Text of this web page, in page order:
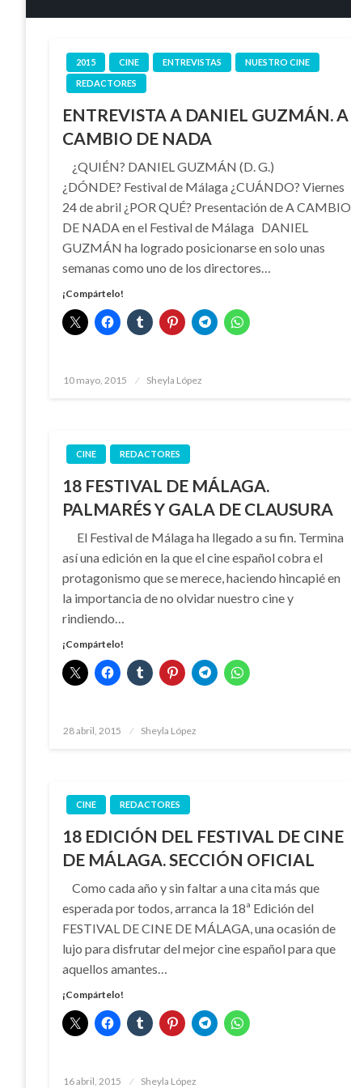
2015 CINE ENTREVISTAS
NUESTRO CINE
REDACTORES
ENTREVISTA A DANIEL GUZMÁN. A
CAMBIO DE NADA
¿QUIÉN? DANIEL GUZMÁN (D. G.)
¿DÓNDE? Festival de Málaga ¿CUÁNDO? Viernes
24 de abril ¿POR QUÉ? Presentación de A CAMBIO
DE NADA en el Festival de Málaga DANIEL
GUZMÁN ha logrado posicionarse en solo unas
semanas como uno de los directores…
¡Compártelo!
Publicado
10 mayo, 2015 Sheyla López
CINE REDACTORES
18 FESTIVAL DE MÁLAGA.
PALMARÉS Y GALA DE CLAUSURA
El Festival de Málaga ha llegado a su fin. Termina
así una edición en la que el cine español cobra el
protagonismo que se merece, haciendo hincapié en
la importancia de no olvidar nuestro cine y
rindiendo…
¡Compártelo!
Publicado
28 abril, 2015 Sheyla López
CINE REDACTORES
18 EDICIÓN DEL FESTIVAL DE CINE
DE MÁLAGA. SECCIÓN OFICIAL
Como cada año y sin faltar a una cita más que
esperada por todos, arranca la 18ª Edición del
FESTIVAL DE CINE DE MÁLAGA, una ocasión de
lujo para disfrutar del mejor cine español para que
aquellos amantes…
¡Compártelo!
Publicado
16 abril, 2015 Sheyla López